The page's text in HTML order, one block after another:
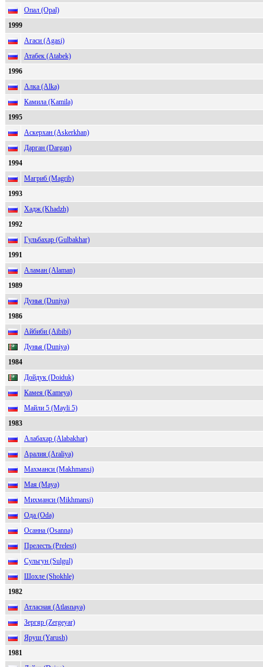
Опал (Opal)
1999
Агаси (Agasi)
Атабек (Atabek)
1996
Алка (Alka)
Камила (Kamila)
1995
Аскерхан (Askerkhan)
Дарган (Dargan)
1994
Магриб (Magrib)
1993
Хадж (Khadzh)
1992
Гульбахар (Gulbakhar)
1991
Аламан (Alaman)
1989
Дунья (Duniya)
1986
Айбиби (Aibibi)
Дунья (Duniya)
1984
Дойдук (Doiduk)
Камея (Kameya)
Майли 5 (Mayli 5)
1983
Алабахар (Alabakhar)
Аралия (Araliya)
Махманси (Makhmansi)
Мая (Maya)
Михманси (Mikhmansi)
Ода (Oda)
Осанна (Osanna)
Прелесть (Prelest)
Сульгун (Sulgul)
Шохле (Shokhle)
1982
Атласная (Atlasnaya)
Зергяр (Zergeyar)
Яруш (Yarush)
1981